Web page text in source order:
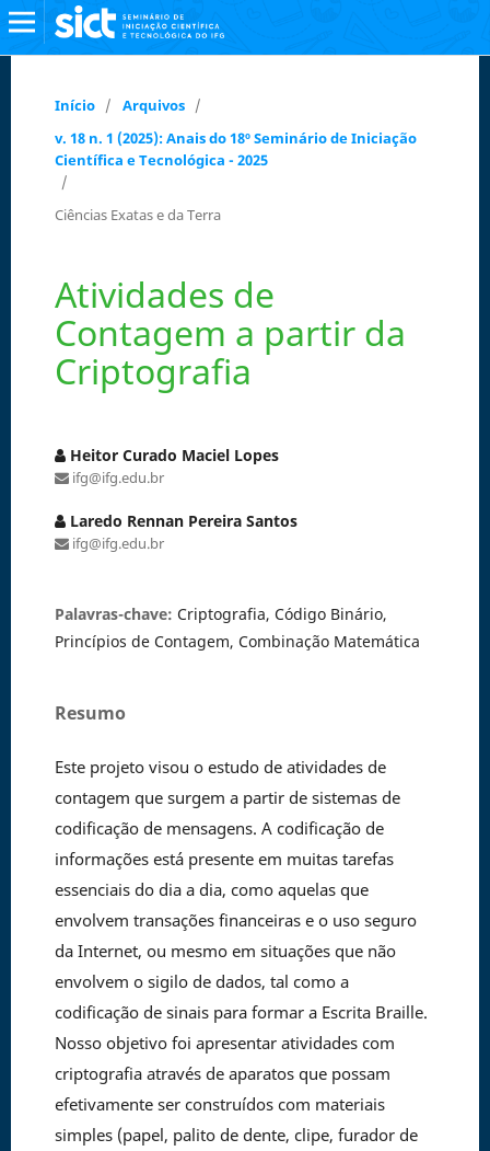
Início / Arquivos /
v. 18 n. 1 (2025): Anais do 18º Seminário de Iniciação
Científica e Tecnológica - 2025
/
Ciências Exatas e da Terra
Atividades de
Contagem a partir da
Criptografia
Heitor Curado Maciel Lopes
ifg@ifg.edu.br
Laredo Rennan Pereira Santos
ifg@ifg.edu.br
Palavras-chave: Criptografia, Código Binário,
Princípios de Contagem, Combinação Matemática
Resumo
Este projeto visou o estudo de atividades de
contagem que surgem a partir de sistemas de
codificação de mensagens. A codificação de
informações está presente em muitas tarefas
essenciais do dia a dia, como aquelas que
envolvem transações financeiras e o uso seguro
da Internet, ou mesmo em situações que não
envolvem o sigilo de dados, tal como a
codificação de sinais para formar a Escrita Braille.
Nosso objetivo foi apresentar atividades com
criptografia através de aparatos que possam
efetivamente ser construídos com materiais
simples (papel, palito de dente, clipe, furador de